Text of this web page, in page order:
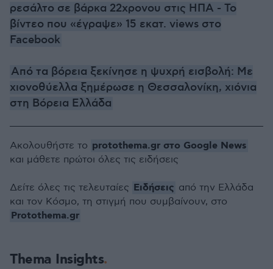
ρεσάλτο σε βάρκα 22χρονου στις ΗΠΑ - Το
βίντεο που «έγραψε» 15 εκατ. views στο
Facebook
Από τα βόρεια ξεκίνησε η ψυχρή εισβολή: Με
χιονοθύελλα ξημέρωσε η Θεσσαλονίκη, χιόνια
στη Βόρεια Ελλάδα
Thema Insights
Ακολουθήστε το protothema.gr στο Google News
και μάθετε πρώτοι όλες τις ειδήσεις
Δείτε όλες τις τελευταίες Ειδήσεις από την Ελλάδα
και τον Κόσμο, τη στιγμή που συμβαίνουν, στο
Protothema.gr